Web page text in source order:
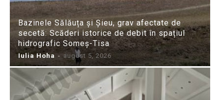
Bazinele Sălăuța și Șieu, grav afectate de
secetă: Scăderi istorice de debit în spațiul
hidrografic Someș-Tisa
Iulia Hoha - august 5, 2026